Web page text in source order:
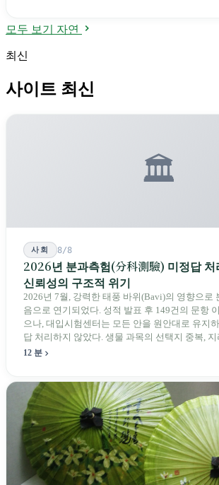
모두 보기 자연
최신
사이트 최신
🏛️
사회 8/8
2026년 분과측험(分科測驗) 미정답 처
신뢰성의 구조적 위기
2026년 7월, 강력한 태풍 바위(Bavi)의 영향으로
음으로 연기되었다. 성적 발표 후 149건의 문항
으나, 대입시험센터는 모든 안을 원안대로 유지
답 처리하지 않았다. 생물 과목의 선택지 중복,
류 등에 대해 당국은 "답안 작성에 영향이 없다"라
12 분